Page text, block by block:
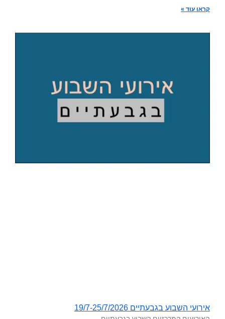
קראו עוד »
אירועי השבוע בגבעתיים 19/7-25/7/2026